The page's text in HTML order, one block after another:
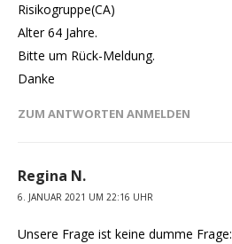
Risikogruppe(CA)
Alter 64 Jahre.
Bitte um Rück-Meldung.
Danke
ZUM ANTWORTEN ANMELDEN
Regina N.
6. JANUAR 2021 UM 22:16 UHR
Unsere Frage ist keine dumme Frage: